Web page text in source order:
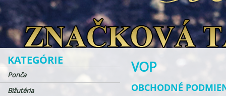
KATEGÓRIE
Ponča
Bižutéria
VOP
OBCHODNÉ